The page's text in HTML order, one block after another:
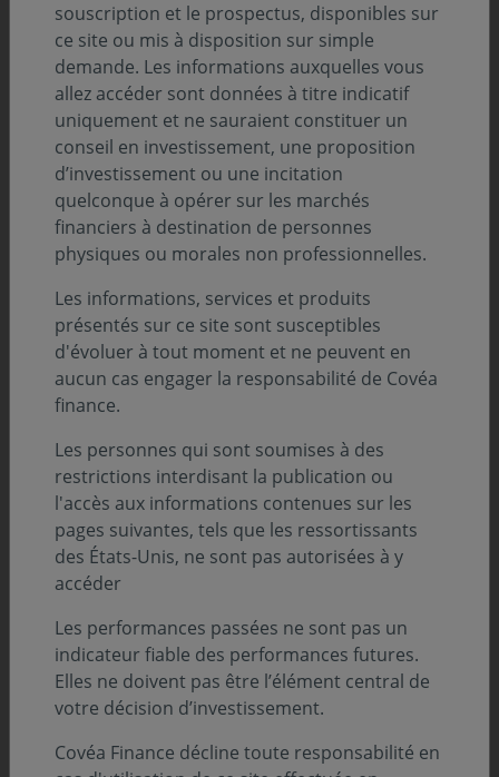
Sommaire
Analyse de l’évolution des marchés :
Obligataire par Marie-Edmée DE MONTS DE
SAVASSE
Actions Europe par Antoine PEYRONNET
Actions Internationales par Jean-Dominique SETA
Analyse Suivi Macroéconomique :
États-Unis par Sébastien BERTHELOT
Europe par Eloïse GIRARD-DESBOIS et Jean-
Louis MOURIER
Focus : le durcissement de la politique de la
BCE continue à se diffuser dans le financement
souscription et le prospectus, disponibles sur
ce site ou mis à disposition sur simple
demande. Les informations auxquelles vous
allez accéder sont données à titre indicatif
uniquement et ne sauraient constituer un
conseil en investissement, une proposition
d’investissement ou une incitation
quelconque à opérer sur les marchés
financiers à destination de personnes
physiques ou morales non professionnelles.
Les informations, services et produits
présentés sur ce site sont susceptibles
d'évoluer à tout moment et ne peuvent en
aucun cas engager la responsabilité de Covéa
finance.
Les personnes qui sont soumises à des
restrictions interdisant la publication ou
l'accès aux informations contenues sur les
pages suivantes, tels que les ressortissants
des États-Unis, ne sont pas autorisées à y
accéder
Les performances passées ne sont pas un
indicateur fiable des performances futures.
Elles ne doivent pas être l’élément central de
votre décision d’investissement.
Covéa Finance décline toute responsabilité en